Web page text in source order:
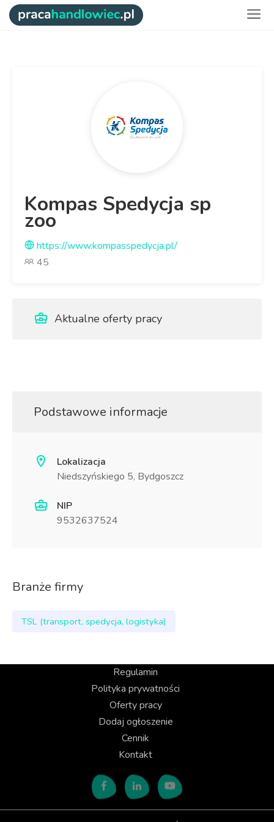
Kompas Spedycja sp
zoo
https://www.kompasspedycja.pl/
45
Aktualne oferty pracy
Podstawowe informacje
Lokalizacja
Niedszyńskiego 5, Bydgoszcz
NIP
9532637524
Branże firmy
TSL (transport, spedycja, logistyka)
Regulamin
Polityka prywatności
Oferty pracy
Dodaj ogłoszenie
Cennik
Kontakt